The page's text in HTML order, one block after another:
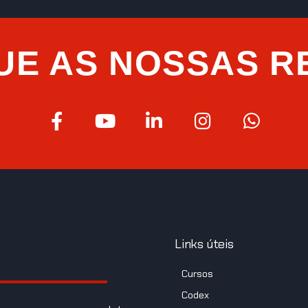
AS NOSSAS
Links úteis
Cursos
Codex